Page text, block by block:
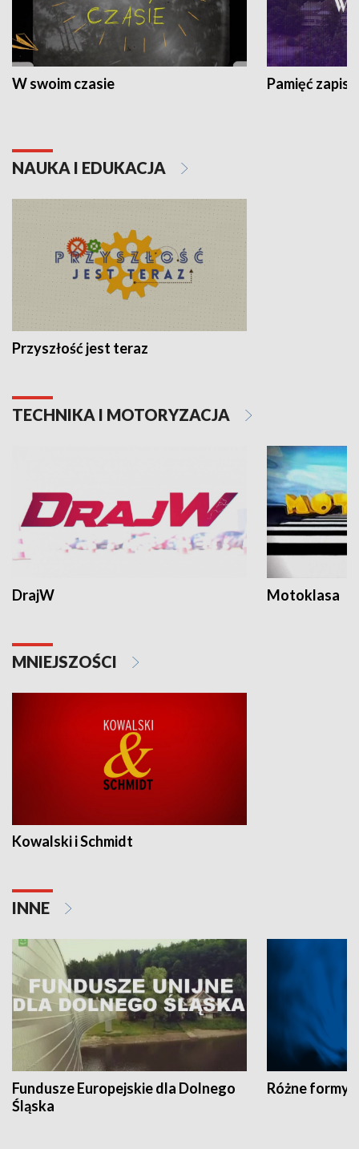
W swoim czasie Pamięć
NAUKA I EDUKACJA
Przyszłość jest teraz
TECHNIKA I MOTORYZACJA
DrajW Motoklasa
MNIEJSZOŚCI
Kowalski i Schmidt
INNE
Fundusze Europejskie dla Dolnego
Śląska
Różne formy